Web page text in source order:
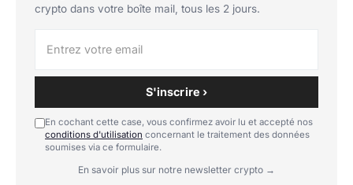
crypto dans votre boîte mail, tous les 2 jours.
S'inscrire ›
En cochant cette case, vous confirmez avoir lu et accepté nos
conditions d'utilisation concernant le traitement des données
soumises via ce formulaire.
En savoir plus sur notre newsletter crypto →